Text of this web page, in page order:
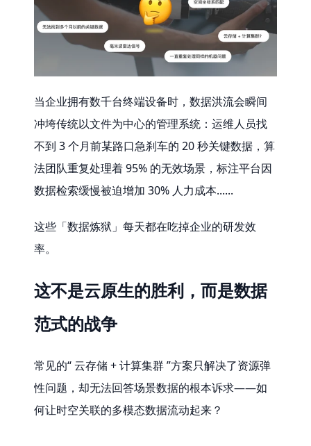
当企业拥有数千台终端设备时，数据洪流会瞬间
冲垮传统以文件为中心的管理系统：运维人员找
不到 3 个月前某路口急刹车的 20 秒关键数据，算
法团队重复处理着 95% 的无效场景，标注平台因
数据检索缓慢被迫增加 30% 人力成本......
这些「数据炼狱」每天都在吃掉企业的研发效
率。
这不是云原生的胜利，而是数据
范式的战争
常见的“ 云存储 + 计算集群 ”方案只解决了资源弹
性问题，却无法回答场景数据的根本诉求——如
何让时空关联的多模态数据流动起来？